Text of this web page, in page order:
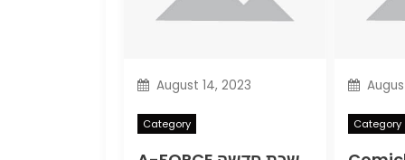
August 14, 2023
Category Category